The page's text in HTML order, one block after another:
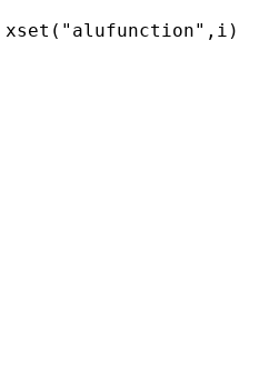
xset("alufunction",i)